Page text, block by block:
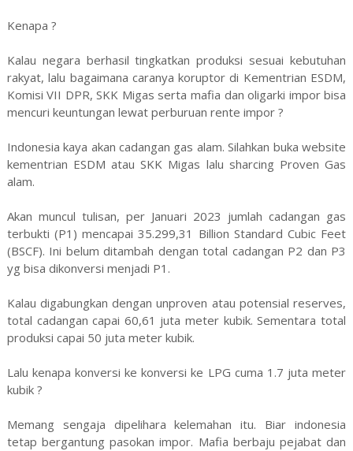
Kenapa ?
Kalau negara berhasil tingkatkan produksi sesuai kebutuhan
rakyat, lalu bagaimana caranya koruptor di Kementrian ESDM,
Komisi VII DPR, SKK Migas serta mafia dan oligarki impor bisa
mencuri keuntungan lewat perburuan rente impor ?
Indonesia kaya akan cadangan gas alam. Silahkan buka website
kementrian ESDM atau SKK Migas lalu sharcing Proven Gas
alam.
Akan muncul tulisan, per Januari 2023 jumlah cadangan gas
terbukti (P1) mencapai 35.299,31 Billion Standard Cubic Feet
(BSCF). Ini belum ditambah dengan total cadangan P2 dan P3
yg bisa dikonversi menjadi P1.
Kalau digabungkan dengan unproven atau potensial reserves,
total cadangan capai 60,61 juta meter kubik. Sementara total
produksi capai 50 juta meter kubik.
Lalu kenapa konversi ke konversi ke LPG cuma 1.7 juta meter
kubik ?
Memang sengaja dipelihara kelemahan itu. Biar indonesia
tetap bergantung pasokan impor. Mafia berbaju pejabat dan